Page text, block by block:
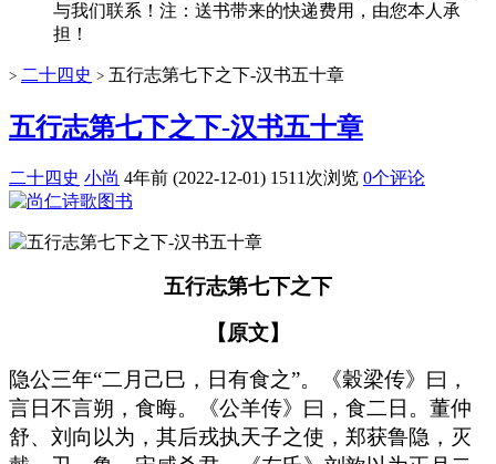
与我们联系！注：送书带来的快递费用，由您本人承
担！
> 二十四史 > 五行志第七下之下-汉书五十章
五行志第七下之下-汉书五十章
二十四史 小尚 4年前 (2022-12-01) 1511次浏览 0个评论
五行志第七下之下
【原文】
隐公三年“二月己巳，日有食之”。《穀梁传》曰，
言日不言朔，食晦。《公羊传》曰，食二日。董仲
舒、刘向以为，其后戎执天子之使，郑获鲁隐，灭